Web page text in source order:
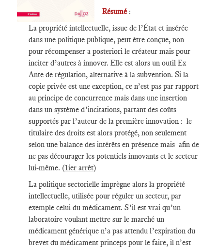
Résumé:
La propriété intellectuelle, issue de l’État et insérée
dans une politique publique, peut être conçue, non
pour récompenser a posteriori le créateur mais pour
inciter d’autres à innover. Elle est alors un outil Ex
Ante de régulation, alternative à la subvention. Si la
copie privée est une exception, ce n’est pas par rapport
au principe de concurrence mais dans une insertion
dans un système d’incitations, partant des coûts
supportés par l’auteur de la première innovation : le
titulaire des droits est alors protégé, non seulement
selon une balance des intérêts en présence mais afin de
ne pas décourager les potentiels innovants et le secteur
lui-même. (1ier arrêt)
La politique sectorielle imprègne alors la propriété
intellectuelle, utilisée pour réguler un secteur, par
exemple celui du médicament. S’il est vrai qu’un
laboratoire voulant mettre sur le marché un
médicament générique n’a pas attendu l’expiration du
brevet du médicament princeps pour le faire, il n’est